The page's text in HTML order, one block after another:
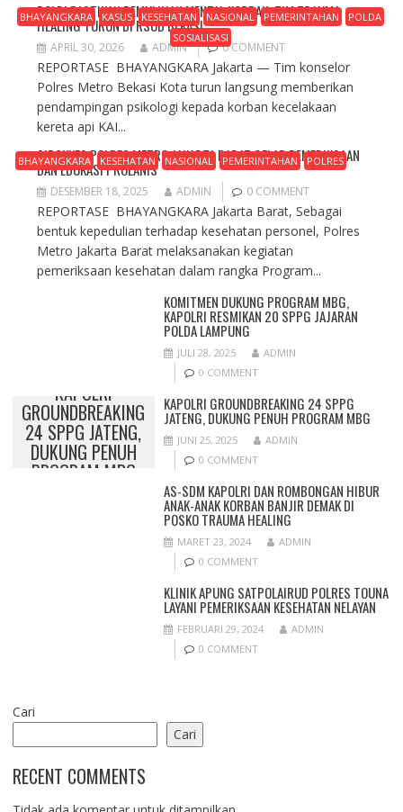
BHAYANGKARA KASUS KESEHATAN NASIONAL PEMERINTAHAN
POLDA
SOSIALISASI
POLRI PASTIKAN PEMULIHAN MENTAL KORBAN, TIM TRAUMA
HEALING TURUN DI RSUD BEKASI
APRIL 30, 2026 ADMIN 0 COMMENT
REPORTASE BHAYANGKARA Jakarta — Tim konselor
Polres Metro Bekasi Kota turun langsung memberikan
pendampingan psikologi kepada korban kecelakaan
kereta api KAI...
BHAYANGKARA KESEHATAN NASIONAL PEMERINTAHAN POLRES
SIDOKKES POLRES METRO JAKARTA BARAT GELAR PEMERIKSAAN
DAN EDUKASI PROLANIS
DESEMBER 18, 2025 ADMIN 0 COMMENT
REPORTASE BHAYANGKARA Jakarta Barat, Sebagai
bentuk kepedulian terhadap kesehatan personel, Polres
Metro Jakarta Barat melaksanakan kegiatan
pemeriksaan kesehatan dalam rangka Program...
KOMITMEN DUKUNG PROGRAM MBG,
KAPOLRI RESMIKAN 20 SPPG JAJARAN
POLDA LAMPUNG
JULI 28, 2025
ADMIN
0 COMMENT
KAPOLRI
GROUNDBREAKING
24 SPPG JATENG,
DUKUNG PENUH
PROGRAM MBG
KAPOLRI GROUNDBREAKING 24 SPPG
JATENG, DUKUNG PENUH PROGRAM MBG
JUNI 25, 2025
ADMIN
0 COMMENT
AS-SDM KAPOLRI DAN ROMBONGAN HIBUR
ANAK-ANAK KORBAN BANJIR DEMAK DI
POSKO TRAUMA HEALING
MARET 23, 2024
ADMIN
0 COMMENT
KLINIK APUNG SATPOLAIRUD POLRES TOUNA
LAYANI PEMERIKSAAN KESEHATAN NELAYAN
FEBRUARI 29, 2024
ADMIN
0 COMMENT
Cari
Cari
RECENT COMMENTS